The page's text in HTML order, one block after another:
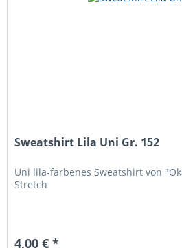
Sweatshirt Lila Uni Gr. 152
Uni lila-farbenes Sweatshirt von
Stretch
4,00 € *